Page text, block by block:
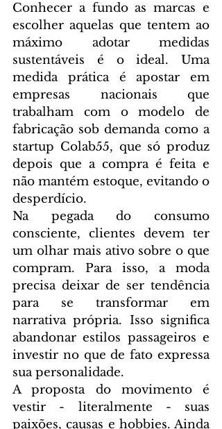
Conhecer a fundo as marcas e
escolher aquelas que tentem ao
máximo adotar medidas
sustentáveis é o ideal. Uma
medida prática é apostar em
empresas nacionais que
trabalham com o modelo de
fabricação sob demanda como a
startup Colab55, que só produz
depois que a compra é feita e
não mantém estoque, evitando o
desperdício.
Na pegada do consumo
consciente, clientes devem ter
um olhar mais ativo sobre o que
compram. Para isso, a moda
precisa deixar de ser tendência
para se transformar em
narrativa própria. Isso significa
abandonar estilos passageiros e
investir no que de fato expressa
sua personalidade.
A proposta do movimento é
vestir - literalmente - suas
paixões, causas e hobbies. Ainda